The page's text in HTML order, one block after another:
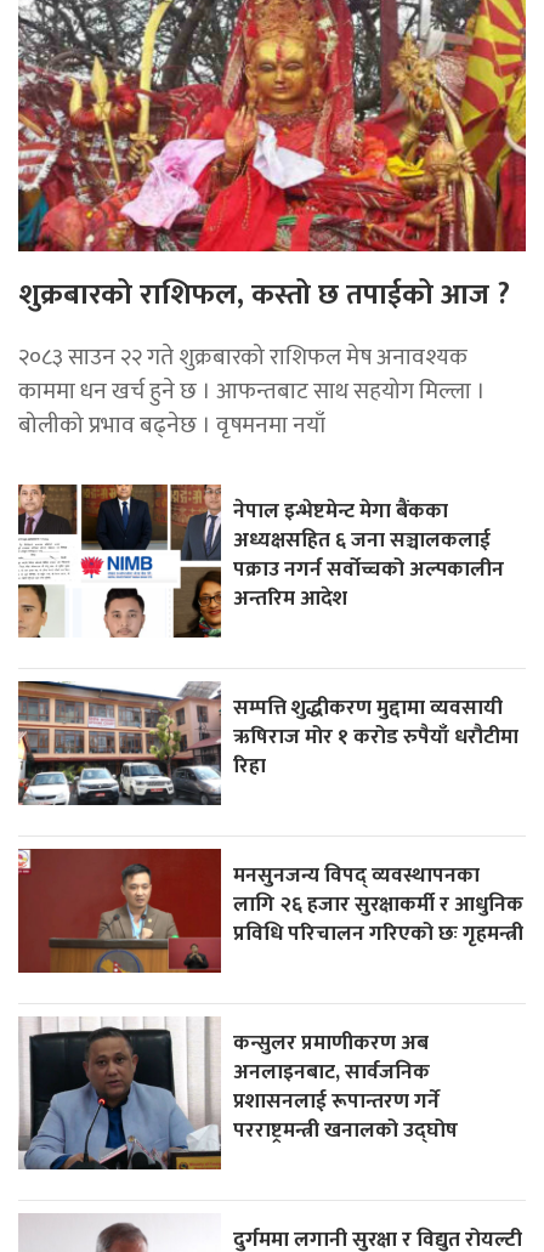
शुक्रबारको राशिफल, कस्तो छ तपाईको आज ?
२०८३ साउन २२ गते शुक्रबारको राशिफल मेष अनावश्यक
काममा धन खर्च हुने छ । आफन्तबाट साथ सहयोग मिल्ला ।
बोलीको प्रभाव बढ्नेछ । वृषमनमा नयाँ
नेपाल इन्भेष्टमेन्ट मेगा बैंकका
अध्यक्षसहित ६ जना सञ्चालकलाई
पक्राउ नगर्न सर्वोच्चको अल्पकालीन
अन्तरिम आदेश
सम्पत्ति शुद्धीकरण मुद्दामा व्यवसायी
ऋषिराज मोर १ करोड रुपैयाँ धरौटीमा
रिहा
मनसुनजन्य विपद् व्यवस्थापनका
लागि २६ हजार सुरक्षाकर्मी र आधुनिक
प्रविधि परिचालन गरिएको छः गृहमन्त्री
कन्सुलर प्रमाणीकरण अब
अनलाइनबाट, सार्वजनिक
प्रशासनलाई रूपान्तरण गर्ने
परराष्ट्रमन्त्री खनालको उद्घोष
दुर्गममा लगानी सुरक्षा र विद्युत रोयल्टी